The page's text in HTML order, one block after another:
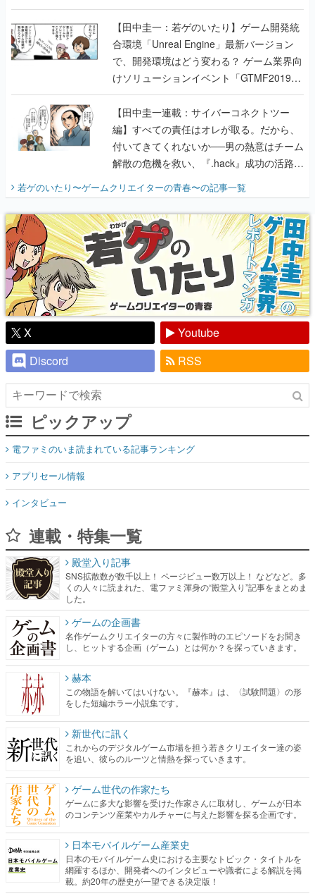
のいたり】
【田中圭一：若ゲのいたり】ゲーム開発統
合環境「Unreal Engine」最新バージョン
で、開発環境はどう変わる？ ゲーム業界向
けソリューションイベント「GTMF2019」
に行って、より理解を深めよう【PR】
【田中圭一連載：サイバーコネクトツー
編】すべての責任はオレが取る。だから、
付いてきてくれないか──男の熱意はチーム
解散の危機を救い、『.hack』成功の活路を
『少年ジャンプ』色だった【若ゲのいた
り】
若ゲのいたり〜ゲームクリエイターの青春〜の記事一覧
X
Youtube
Discord
RSS
ピックアップ
電ファミのいま読まれている記事ランキング
アプリセール情報
インタビュー
連載・特集一覧
殿堂入り記事
SNS拡散数が数千以上！ ページビュー数万以上！ などなど。多
くの人々に読まれた、電ファミ渾身の“殿堂入り”記事をまとめま
した。
ゲームの企画書
名作ゲームクリエイターの方々に製作時のエピソードをお聞き
し、ヒットする企画（ゲーム）とは何か？を探っていきます。
赫本
この物語を解いてはいけない。『赫本』は、〈試験問題〉の形
をした短編ホラー小説集です。
新世代に訊く
これからのデジタルゲーム市場を担う若きクリエイター達の姿
を追い、彼らのルーツと情熱を探っていきます。
ゲーム世代の作家たち
ゲームに多大な影響を受けた作家さんに取材し、ゲームが日本
のコンテンツ産業やカルチャーに与えた影響を探る企画です。
日本モバイルゲーム産業史
日本のモバイルゲーム史における主要なトピック・タイトルを
網羅するほか、開発者へのインタビューや識者による解説を掲
載。約20年の歴史が一望できる決定版！